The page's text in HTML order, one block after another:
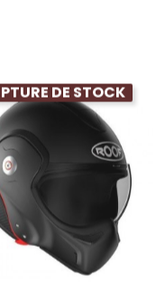
DE STOCK